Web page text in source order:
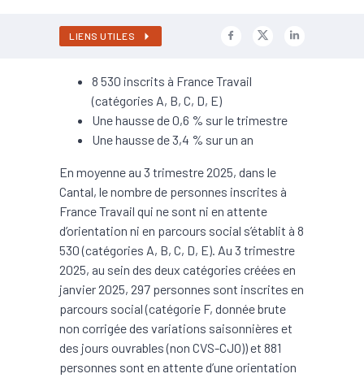
LIENS UTILES
8 530 inscrits à France Travail
(catégories A, B, C, D, E)
Une hausse de 0,6 % sur le trimestre
Une hausse de 3,4 % sur un an
En moyenne au 3 trimestre 2025, dans le
Cantal, le nombre de personnes inscrites à
France Travail qui ne sont ni en attente
d’orientation ni en parcours social s’établit à 8
530 (catégories A, B, C, D, E). Au 3 trimestre
2025, au sein des deux catégories créées en
janvier 2025, 297 personnes sont inscrites en
parcours social (catégorie F, donnée brute
non corrigée des variations saisonnières et
des jours ouvrables (non CVS-CJO)) et 881
personnes sont en attente d’une orientation